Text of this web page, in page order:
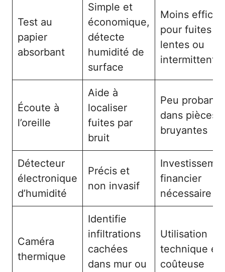
Test au
papier
absorbant
Simple et
économique,
détecte
humidité de
surface
Moins
pour fuites
lentes ou
Écoute à
l’oreille
Aide à
localiser
fuites par
bruit
Peu probant
dans pièces
bruyantes
Détecteur
électronique
d’humidité
Précis et
non invasif
financier
nécessaire
Caméra
thermique
Identifie
infiltrations
cachées
dans mur ou
Utilisation
technique et
coûteuse